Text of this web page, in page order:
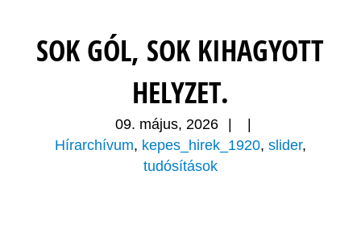
SOK GÓL, SOK KIHAGYOTT
HELYZET.
09. május, 2026
Hírarchívum, kepes_hirek_1920, slider,
tudósítások